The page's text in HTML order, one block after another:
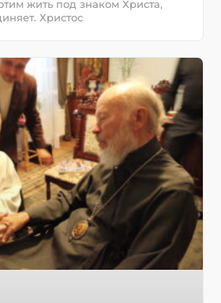
жить под знаком Христа,
Христос